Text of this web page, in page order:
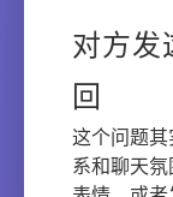
对方发
回
这个问题
系和聊天